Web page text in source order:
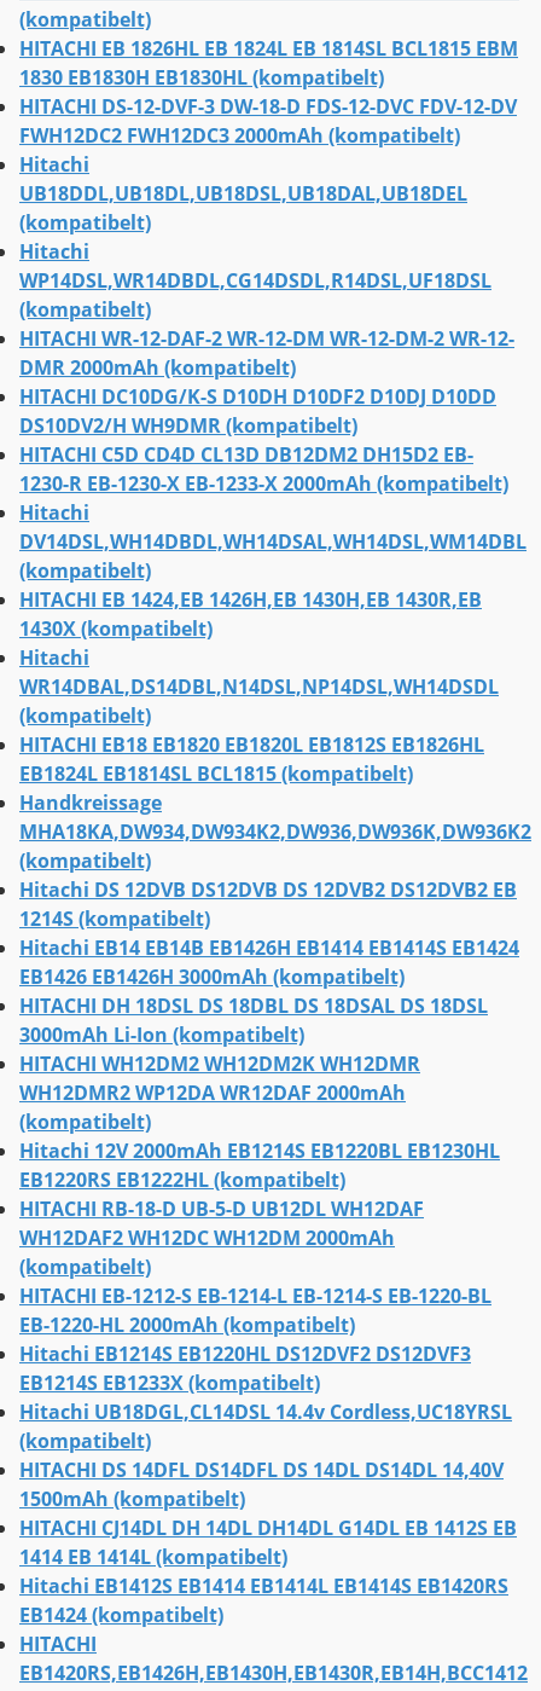
(kompatibelt)
HITACHI EB 1826HL EB 1824L EB 1814SL BCL1815 EBM
1830 EB1830H EB1830HL (kompatibelt)
HITACHI DS-12-DVF-3 DW-18-D FDS-12-DVC FDV-12-DV
FWH12DC2 FWH12DC3 2000mAh (kompatibelt)
Hitachi
UB18DDL,UB18DL,UB18DSL,UB18DAL,UB18DEL
(kompatibelt)
Hitachi
WP14DSL,WR14DBDL,CG14DSDL,R14DSL,UF18DSL
(kompatibelt)
HITACHI WR-12-DAF-2 WR-12-DM WR-12-DM-2 WR-12-
DMR 2000mAh (kompatibelt)
HITACHI DC10DG/K-S D10DH D10DF2 D10DJ D10DD
DS10DV2/H WH9DMR (kompatibelt)
HITACHI C5D CD4D CL13D DB12DM2 DH15D2 EB-
1230-R EB-1230-X EB-1233-X 2000mAh (kompatibelt)
Hitachi
DV14DSL,WH14DBDL,WH14DSAL,WH14DSL,WM14DBL
(kompatibelt)
HITACHI EB 1424,EB 1426H,EB 1430H,EB 1430R,EB
1430X (kompatibelt)
Hitachi
WR14DBAL,DS14DBL,N14DSL,NP14DSL,WH14DSDL
(kompatibelt)
HITACHI EB18 EB1820 EB1820L EB1812S EB1826HL
EB1824L EB1814SL BCL1815 (kompatibelt)
Handkreissage
MHA18KA,DW934,DW934K2,DW936,DW936K,DW936K2
(kompatibelt)
Hitachi DS 12DVB DS12DVB DS 12DVB2 DS12DVB2 EB
1214S (kompatibelt)
Hitachi EB14 EB14B EB1426H EB1414 EB1414S EB1424
EB1426 EB1426H 3000mAh (kompatibelt)
HITACHI DH 18DSL DS 18DBL DS 18DSAL DS 18DSL
3000mAh Li-Ion (kompatibelt)
HITACHI WH12DM2 WH12DM2K WH12DMR
WH12DMR2 WP12DA WR12DAF 2000mAh
(kompatibelt)
Hitachi 12V 2000mAh EB1214S EB1220BL EB1230HL
EB1220RS EB1222HL (kompatibelt)
HITACHI RB-18-D UB-5-D UB12DL WH12DAF
WH12DAF2 WH12DC WH12DM 2000mAh
(kompatibelt)
HITACHI EB-1212-S EB-1214-L EB-1214-S EB-1220-BL
EB-1220-HL 2000mAh (kompatibelt)
Hitachi EB1214S EB1220HL DS12DVF2 DS12DVF3
EB1214S EB1233X (kompatibelt)
Hitachi UB18DGL,CL14DSL 14.4v Cordless,UC18YRSL
(kompatibelt)
HITACHI DS 14DFL DS14DFL DS 14DL DS14DL 14,40V
1500mAh (kompatibelt)
HITACHI CJ14DL DH 14DL DH14DL G14DL EB 1412S EB
1414 EB 1414L (kompatibelt)
Hitachi EB1412S EB1414 EB1414L EB1414S EB1420RS
EB1424 (kompatibelt)
HITACHI
EB1420RS,EB1426H,EB1430H,EB1430R,EB14H,BCC1412